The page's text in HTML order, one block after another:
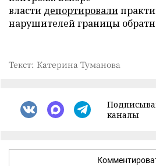
власти депортировали
нарушителей границы
Текст: Катерина Туманова
каналы